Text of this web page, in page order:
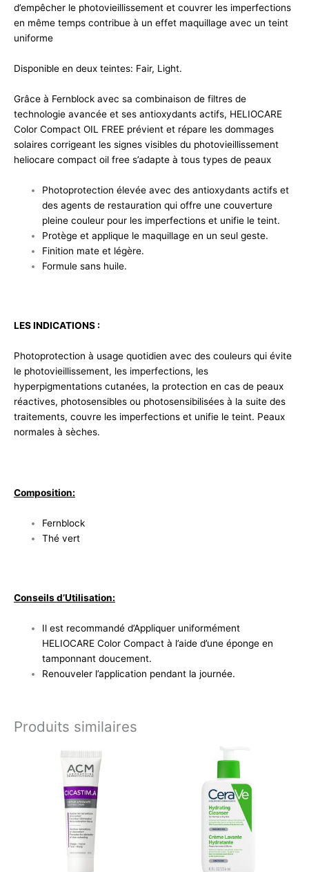
d’empêcher le photovieillissement et couvrer les imperfections
en même temps contribue à un effet maquillage avec un teint
uniforme
Disponible en deux teintes: Fair, Light.
Grâce à Fernblock avec sa combinaison de filtres de
technologie avancée et ses antioxydants actifs, HELIOCARE
Color Compact OIL FREE prévient et répare les dommages
solaires corrigeant les signes visibles du photovieillissement
heliocare compact oil free s’adapte à tous types de peaux
Photoprotection élevée avec des antioxydants actifs et
des agents de restauration qui offre une couverture
pleine couleur pour les imperfections et unifie le teint.
Protège et applique le maquillage en un seul geste.
Finition mate et légère.
Formule sans huile.
LES INDICATIONS :
Photoprotection à usage quotidien avec des couleurs qui évite
le photovieillissement, les imperfections, les
hyperpigmentations cutanées, la protection en cas de peaux
réactives, photosensibles ou photosensibilisées à la suite des
traitements, couvre les imperfections et unifie le teint. Peaux
normales à sèches.
Composition:
Fernblock
Thé vert
Conseils d’Utilisation:
Il est recommandé d’Appliquer uniformément
HELIOCARE Color Compact à l’aide d’une éponge en
tamponnant doucement.
Renouveler l’application pendant la journée.
Produits similaires